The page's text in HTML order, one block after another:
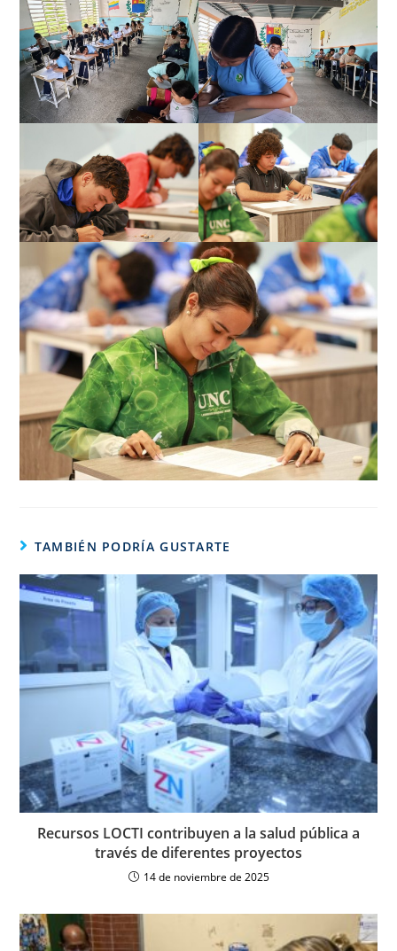
TAMBIÉN PODRÍA GUSTARTE
Recursos LOCTI contribuyen a la salud pública a
través de diferentes proyectos
14 de noviembre de 2025